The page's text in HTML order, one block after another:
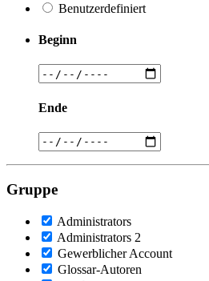
Benutzerdefiniert
Beginn
Ende
Gruppe
Administrators
Administrators 2
Gewerblicher Account
Glossar-Autoren